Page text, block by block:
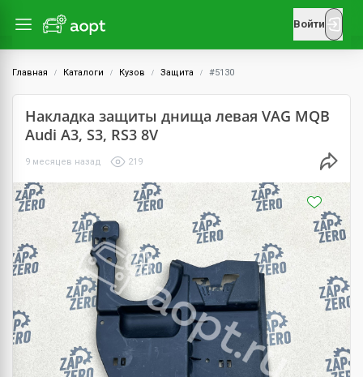
Войти
Главная Каталоги Кузов Защита #5130
Накладка защиты днища левая VAG MQB
Audi A3, S3, RS3 8V
9 месяцев назад 219